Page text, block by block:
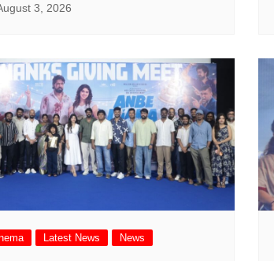
3, 2026
Latest News News